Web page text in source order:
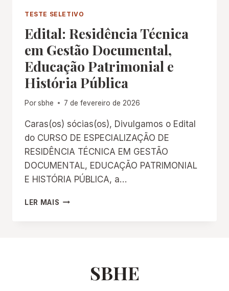
(MEL)
TESTE SELETIVO
Edital: Residência Técnica
em Gestão Documental,
Educação Patrimonial e
História Pública
Porsbhe 7 de fevereiro de 2026
Caras(os) sócias(os), Divulgamos o Edital
do CURSO DE ESPECIALIZAÇÃO DE
RESIDÊNCIA TÉCNICA EM GESTÃO
DOCUMENTAL, EDUCAÇÃO PATRIMONIAL
E HISTÓRIA PÚBLICA, a…
LER MAIS EDITAL:
PATRIMONIALSBHE